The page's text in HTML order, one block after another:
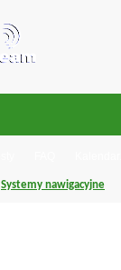
Systemy nawigacyjne